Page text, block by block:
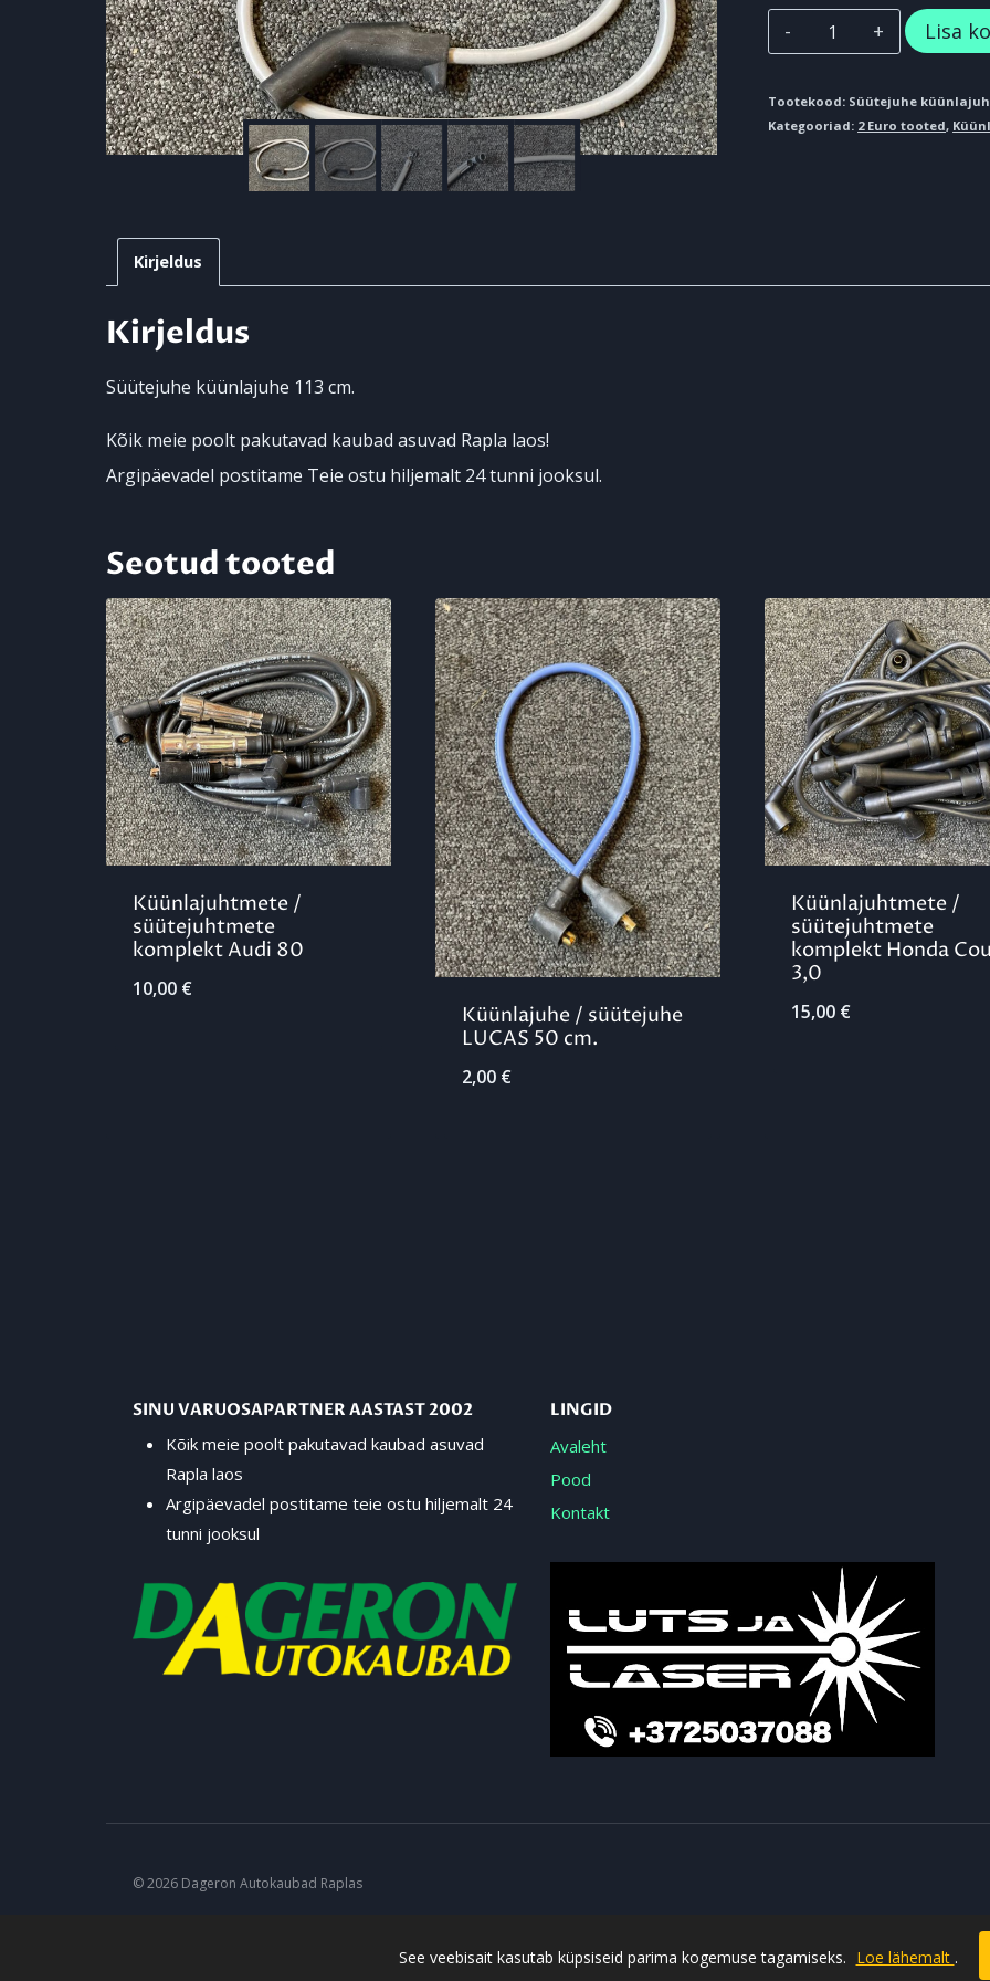
Süütejuhe
küünlajuhe
113
cm.
Lisa
Tootekood: Süütejuhe
Kategooriad: 2 Euro tooted,
Kirjeldus
Kirjeldus
Süütejuhe küünlajuhe 113 cm.
Kõik meie poolt pakutavad kaubad asuvad Rapla laos!
Argipäevadel postitame Teie ostu hiljemalt 24 tunni jooksul.
Seotud tooted
Küünlajuhtmete /
süütejuhtmete
komplekt Audi 80
10,00 €
Küünlajuhe / süütejuhe
LUCAS 50 cm.
2,00 €
Küünlajuhtmete /
süütejuhtmete
komplekt Honda
3,0
15,00 €
SINU VARUOSAPARTNER AASTAST 2002
Kõik meie poolt pakutavad kaubad asuvad
Rapla laos
Argipäevadel postitame teie ostu hiljemalt 24
tunni jooksul
LINGID
Avaleht
Pood
Kontakt
© 2026 Dageron Autokaubad Raplas
Powered by ideearendus.ee
See veebisait kasutab küpsiseid parima kogemuse tagamiseks. Loe lähemalt .